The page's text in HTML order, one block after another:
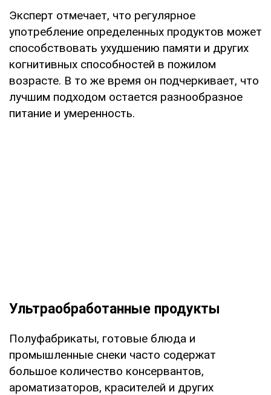
Эксперт отмечает, что регулярное
употребление определенных продуктов может
способствовать ухудшению памяти и других
когнитивных способностей в пожилом
возрасте. В то же время он подчеркивает, что
лучшим подходом остается разнообразное
питание и умеренность.
Ультраобработанные продукты
Полуфабрикаты, готовые блюда и
промышленные снеки часто содержат
большое количество консервантов,
ароматизаторов, красителей и других